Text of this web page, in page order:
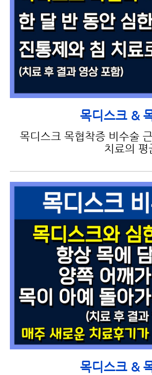
목디스크 &
목디스크 목협착증 비수술
치료의
목디스크 &